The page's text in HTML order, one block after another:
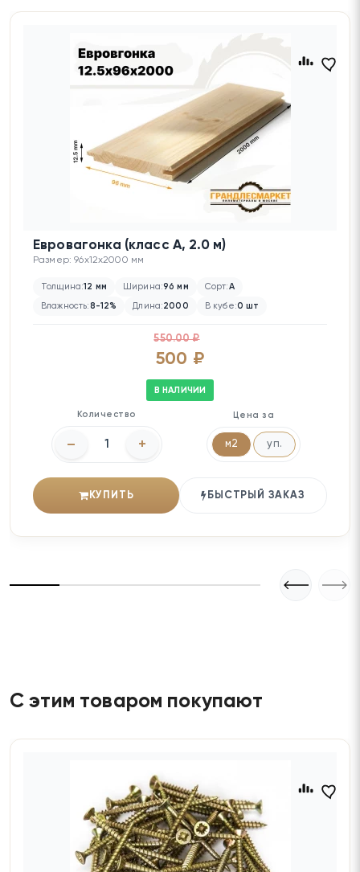
Евровагонка (класс А, 2.0 м)
Размер: 96x12x2000 мм
Толщина:12 мм Ширина:96 мм Сорт:А
Влажность:8-12% Длина:2000 В кубе:0 шт
550.00 ₽
500 ₽
В НАЛИЧИИ
Количество
– +
Цена за
м2 уп.
КУПИТЬ БЫСТРЫЙ ЗАКАЗ
С этим товаром покупают